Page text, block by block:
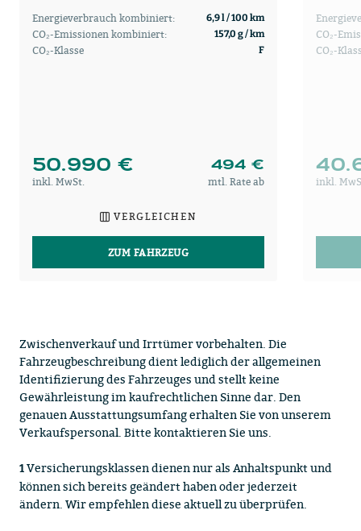
Energieverbrauch kombiniert: 6,9 l / 100 km
CO₂-Emissionen kombiniert: 157,0 g / km
CO₂-Klasse F
50.990 € 494 €
inkl. MwSt. mtl. Rate ab
VERGLEICHEN
ZUM FAHRZEUG
CO₂-
CO₂-
inkl.
Zwischenverkauf und Irrtümer vorbehalten. Die
Fahrzeugbeschreibung dient lediglich der allgemeinen
Identifizierung des Fahrzeuges und stellt keine
Gewährleistung im kaufrechtlichen Sinne dar. Den
genauen Ausstattungsumfang erhalten Sie von unserem
Verkaufspersonal. Bitte kontaktieren Sie uns.
1Versicherungsklassen dienen nur als Anhaltspunkt und
können sich bereits geändert haben oder jederzeit
ändern. Wir empfehlen diese aktuell zu überprüfen.